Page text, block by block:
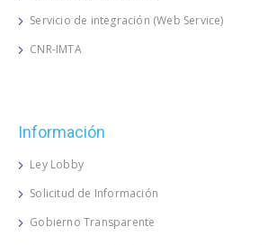
Servicio de integración (Web Service)
CNR-IMTA
Información
Ley Lobby
Solicitud de Información
Gobierno Transparente